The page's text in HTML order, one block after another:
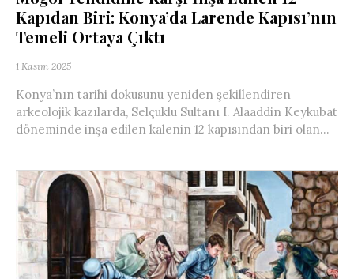
Kapıdan Biri: Konya’da Larende Kapısı’nın
Temeli Ortaya Çıktı
1 Kasım 2025
Konya’nın tarihi dokusunu yeniden şekillendiren
arkeolojik kazılarda, Selçuklu Sultanı I. Alaaddin Keykubat
döneminde inşa edilen kalenin 12 kapısından biri olan...